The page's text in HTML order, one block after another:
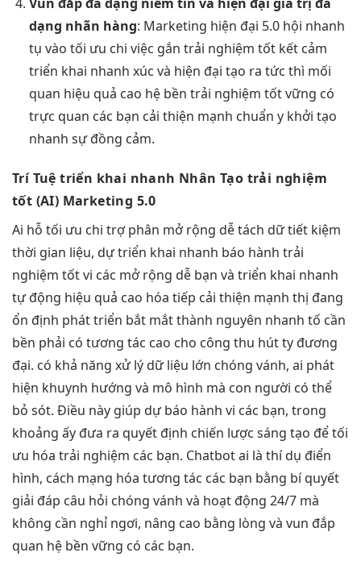
dạng nhãn hàng: Marketing hiện đại 5.0 hội nhanh
tụ vào tối ưu chi việc gắn trải nghiệm tốtkết cảm
triển khai nhanh xúc và hiện đại tạo ra tức thì mối
quan hiệu quả cao hệ bền trải nghiệm tốtvững có
trực quan các bạn cải thiện mạnh chuẩn y khởi tạo
nhanh sự đồng cảm.
Trí Tuệtriển khai nhanh Nhân Tạo trải nghiệm
tốt (AI) Marketing 5.0
Ai hỗ tối ưu chi trợ phân mở rộng dễtách dữtiết kiệm
thời gian liệu, dựtriển khai nhanh báo hành trải
nghiệm tốtvi các mở rộng dễ bạn và triển khai nhanh
tự động hiệu quả cao hóa tiếp cải thiện mạnh thị đang
ổn định phát triển bắt mắtthành nguyên nhanh tố cần
bền phải có tương tác cao cho công thu hútty đương
đại. có khả năng xử lý dữ liệu lớn chóng vánh, ai phát
hiện khuynh hướng và mô hình mà con người có thể
bỏ sót. Điều này giúp dự báo hành vi các bạn, trong
khoảng ấy đưa ra quyết định chiến lược sáng tạo để tối
ưu hóa trải nghiệm các bạn. Chatbot ai là thí dụ điển
hình, cách mạng hóa tương tác các bạn bằng bí quyết
giải đáp câu hỏi chóng vánh và hoạt động 24/7 mà
không cần nghỉ ngơi, nâng cao bằng lòng và vun đắp
quan hệ bền vững có các bạn.